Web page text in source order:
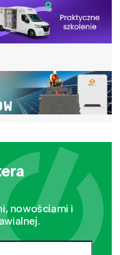
nowościami i